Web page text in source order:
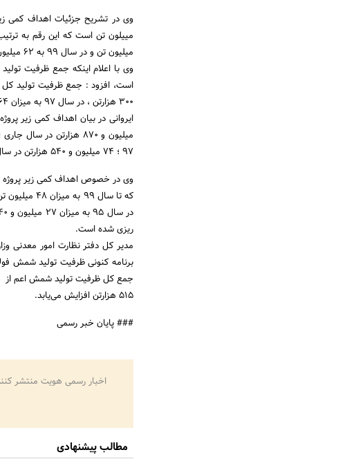
میلیون تن و در سال 99 به 62 میلیون تن خواهد رسید.
300 هزارتن ، در سال 97 به میزان 64 میلیون و 900هزارتن و در سالهای 98 و 99 به میزان 71 میلیون و 100 هزار تن است.
97 ؛ 74 میلیون و 540 هزارتن در سال های 98 و 99 است.
که تا
ریزی شده است.
مدیر کل دفتر نظارت امور
515 هزارتن افزایش می‌یابد.
### پایان خبر رسمی
اخبار رسمی هویت منتشر
مطالب پیشنهادی